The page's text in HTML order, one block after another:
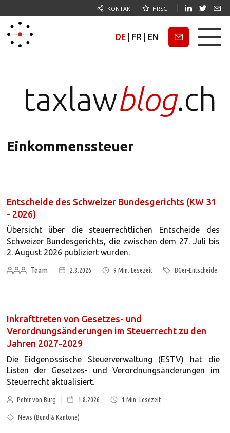
KONTAKT HRSG
DE FR EN Newsletter
taxlawblog.ch
Einkommenssteuer
Entscheide des Schweizer Bundesgerichts (KW 31
- 2026)
Übersicht über die steuerrechtlichen Entscheide des
Schweizer Bundesgerichts, die zwischen dem 27. Juli bis
2. August 2026 publiziert wurden.
Team
2.8.2026 9 Min. Lesezeit BGer-Entscheide
Inkrafttreten von Gesetzes- und
Verordnungsänderungen im Steuerrecht zu den
Jahren 2027-2029
Die Eidgenössische Steuerverwaltung (ESTV) hat die
Listen der Gesetzes- und Verordnungsänderungen im
Steuerrecht aktualisiert.
Peter von Burg 1.8.2026 1 Min. Lesezeit
News (Bund & Kantone)